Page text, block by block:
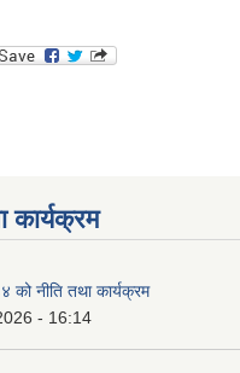
नीति तथा कार्यक्रम
- 16:14